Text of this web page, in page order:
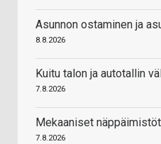
Asunnon ostaminen ja
8.8.2026
Kuitu talon ja autotallin
7.8.2026
Mekaaniset näppäimistöt
7.8.2026